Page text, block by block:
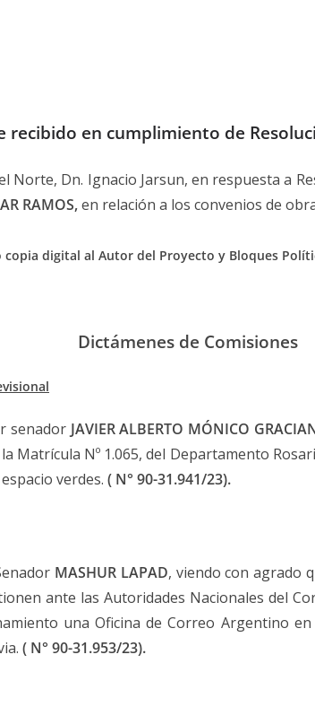
recibido en cumplimiento de
Norte, Dn. Ignacio Jarsun, en respuesta a
RAMOS,en relación a los convenios de
digital al Autor del Proyecto y Bloques
Dictámenes de Comisiones
senador JAVIER ALBERTO MÓNICO
Matrícula Nº 1.065, del Departamento
verdes. ( N° 90-31.941/23).
MASHUR LAPAD, viendo con agrado
ante las Autoridades Nacionales del
una Oficina de Correo Argentino
( N° 90-31.953/23).